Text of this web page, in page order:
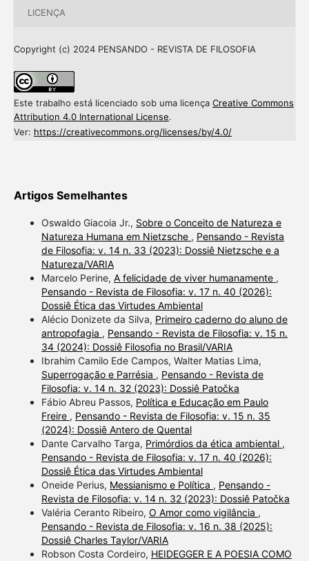
LICENÇA
Copyright (c) 2024 PENSANDO - REVISTA DE FILOSOFIA
Este trabalho está licenciado sob uma licença Creative Commons
Attribution 4.0 International License.
Ver: https://creativecommons.org/licenses/by/4.0/
Artigos Semelhantes
Oswaldo Giacoia Jr., Sobre o Conceito de Natureza e
Natureza Humana em Nietzsche , Pensando - Revista
de Filosofia: v. 14 n. 33 (2023): Dossiê Nietzsche e a
Natureza/VARIA
Marcelo Perine, A felicidade de viver humanamente ,
Pensando - Revista de Filosofia: v. 17 n. 40 (2026):
Dossiê Ética das Virtudes Ambiental
Alécio Donizete da Silva, Primeiro caderno do aluno de
antropofagia , Pensando - Revista de Filosofia: v. 15 n.
34 (2024): Dossiê Filosofia no Brasil/VARIA
Ibrahim Camilo Ede Campos, Walter Matias Lima,
Superrogação e Parrésia , Pensando - Revista de
Filosofia: v. 14 n. 32 (2023): Dossiê Patočka
Fábio Abreu Passos, Política e Educação em Paulo
Freire , Pensando - Revista de Filosofia: v. 15 n. 35
(2024): Dossiê Antero de Quental
Dante Carvalho Targa, Primórdios da ética ambiental ,
Pensando - Revista de Filosofia: v. 17 n. 40 (2026):
Dossiê Ética das Virtudes Ambiental
Oneide Perius, Messianismo e Política , Pensando -
Revista de Filosofia: v. 14 n. 32 (2023): Dossiê Patočka
Valéria Ceranto Ribeiro, O Amor como vigilância ,
Pensando - Revista de Filosofia: v. 16 n. 38 (2025):
Dossiê Charles Taylor/VARIA
Robson Costa Cordeiro, HEIDEGGER E A POESIA COMO